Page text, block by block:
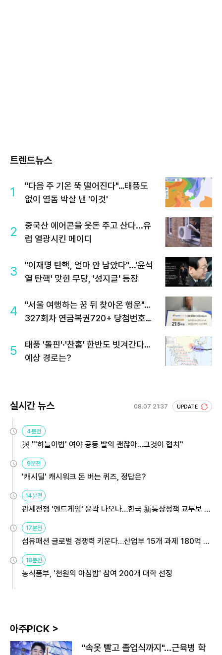
트렌드뉴스
1
"다음 주 기온 뚝 떨어진다"…태풍도
없이 열돔 박살 낸 '이것'
2
중국산 에어콘을 웃돈 주고 산다...유
럽 열광시킨 메이디
3
"이재명 탄핵, 얼마 안 남았다"...'윤석
열 탄핵' 맞힌 무당, '성지글' 등장
4
"서울 여행하는 꿈 뒤 찾아온 행운"…
327회차 연금복권720+ 당첨번호조
5
태풍 '돌핀'·'찬홈' 한반도 빗겨간다…
예상 경로는?
실시간 뉴스 08.07 21:37 UPDATE
4분전
與 "'하늘이법' 여야 공동 발의 괜찮아…그것이 협치"
9분전
'캐시딜' 캐시워크 돈 버는 퀴즈, 정답은?
14분전
관세전쟁 '엔드게임' 윤곽 나오나…한국 新통상정책 교두보 활
17분전
섬유패션 글로벌 경쟁력 키운다…산업부 15개 과제 180억 지
18분전
농식품부, '천원의 아침밥' 참여 200개 대학 선정
아주PICK >
"속옷 빨고 졸업식까지"…근육병 학